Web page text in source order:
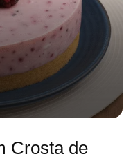
Crosta de